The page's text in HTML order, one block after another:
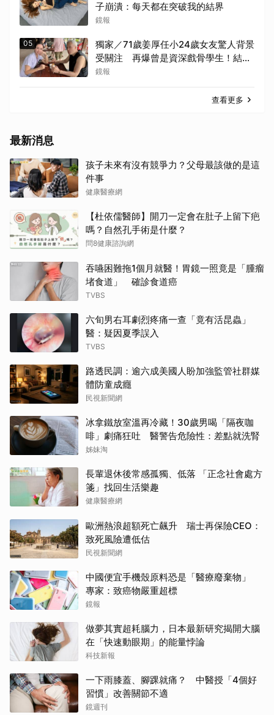
子崩潰：每天都在突破我的結界
鏡報
05
獨家／71歲姜厚任小24歲女友驚人背景
受關注 再爆曾是資深戲骨學生！結識
10多年私下為人曝光
鏡報
查看更多
最新消息
孩子未來有沒有競爭力？父母最該做的是這
件事
健康醫療網
【杜依儒醫師】開刀一定會在肚子上留下疤
嗎？自然孔手術是什麼？
問8健康諮詢網
吞嚥困難拖1個月就醫！胃鏡一照竟是「腫瘤
堵食道」 確診食道癌
TVBS
六旬男右耳劇烈疼痛一查「竟有活昆蟲」
醫：疑因夏季誤入
TVBS
路透民調：逾六成美國人盼加強監管社群媒
體防童成癮
民視新聞網
冰拿鐵放室溫再冷藏！30歲男喝「隔夜咖
啡」劇痛狂吐 醫警告危險性：差點就洗腎
姊妹淘
長輩退休後常感孤獨、低落 「正念社會處方
箋」找回生活樂趣
健康醫療網
歐洲熱浪超額死亡飆升 瑞士再保險CEO：
致死風險遭低估
民視新聞網
中國便宜手機殼原料恐是「醫療廢棄物」
專家：致癌物嚴重超標
鏡報
做夢其實超耗腦力，日本最新研究揭開大腦
在「快速動眼期」的能量悖論
科技新報
一下雨膝蓋、腳踝就痛？ 中醫授「4個好
習慣」改善關節不適
鏡週刊